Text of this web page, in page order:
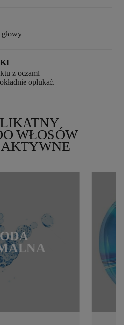
z oczami
opłukać.
WŁOSÓW